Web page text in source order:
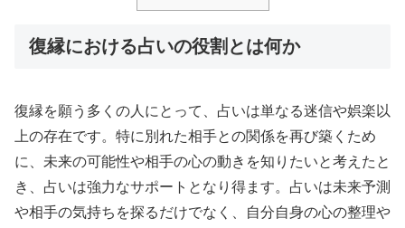
復縁における占いの役割とは何か
復縁を願う多くの人にとって、占いは単なる迷信や娯楽以
上の存在です。特に別れた相手との関係を再び築くため
に、未来の可能性や相手の心の動きを知りたいと考えたと
き、占いは強力なサポートとなり得ます。占いは未来予測
や相手の気持ちを探るだけでなく、自分自身の心の整理や